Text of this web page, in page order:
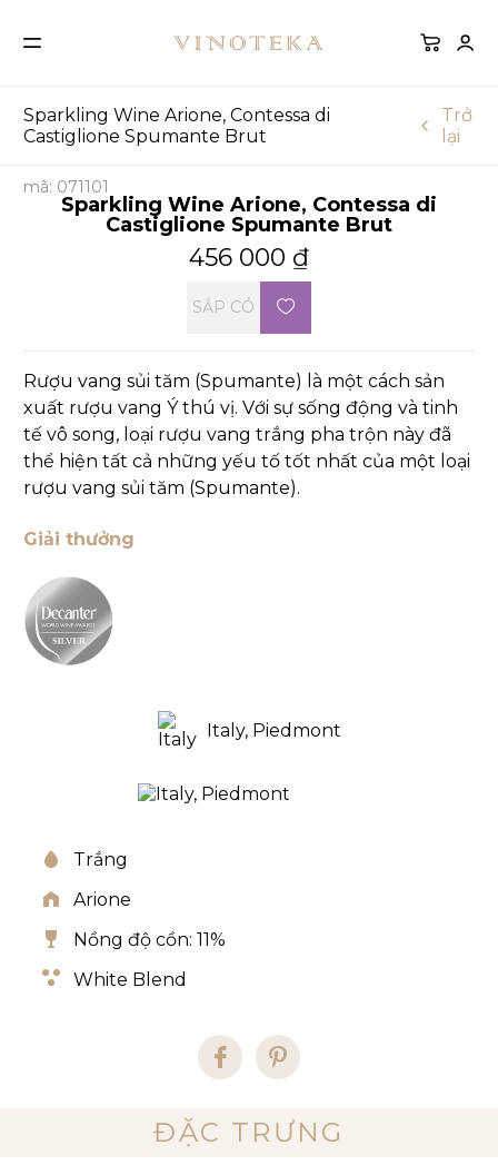
Sparkling Wine Arione, Contessa di
Castiglione Spumante Brut
Trở
lại
Italy, Piedmont
Trắng
Arione
Nồng độ cồn: 11%
White Blend
mã: 071101
Sparkling Wine Arione, Contessa di
Castiglione Spumante Brut
456 000 ₫
SẮP CÓ
Rượu vang sủi tăm (Spumante) là một cách sản
xuất rượu vang Ý thú vị. Với sự sống động và tinh
tế vô song, loại rượu vang trắng pha trộn này đã
thể hiện tất cả những yếu tố tốt nhất của một loại
rượu vang sủi tăm (Spumante).
Giải thưởng
ĐẶC TRƯNG